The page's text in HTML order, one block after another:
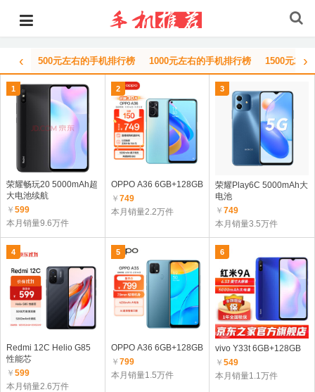
‹ 500元左右的手机排行榜 1000元左右的手机排行榜 1500元左›
1
荣耀畅玩20 5000mAh超
大电池续航
￥ 599
本月销量9.6万件
2
OPPO A36 6GB+128GB
￥ 749
本月销量2.2万件
3
荣耀Play6C 5000mAh大
电池
￥749
本月销量3.5万件
4
Redmi 12C Helio G85
性能芯
￥ 599
本月销量2.6万件
5
OPPO A36 6GB+128GB
￥ 799
本月销量1.5万件
6
vivo Y33t 6GB+128GB
￥549
本月销量1.1万件